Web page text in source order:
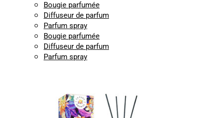
Bougie parfumée
Diffuseur de parfum
Parfum spray
Bougie parfumée
Diffuseur de parfum
Parfum spray